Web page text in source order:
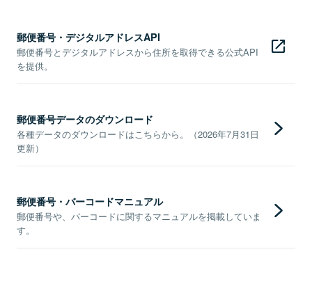
郵便番号・デジタルアドレスAPI
郵便番号とデジタルアドレスから住所を取得できる公式API
を提供。
郵便番号データのダウンロード
各種データのダウンロードはこちらから。（2026年7月31日
更新）
郵便番号・バーコードマニュアル
郵便番号や、バーコードに関するマニュアルを掲載していま
す。